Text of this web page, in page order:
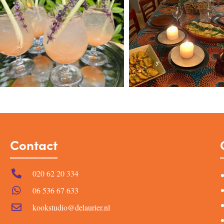
Contact
020 62 20 334
06 536 67 633
kookstudio@delaurier.nl